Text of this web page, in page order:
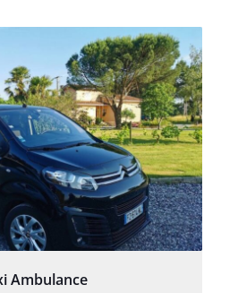
Ambulance